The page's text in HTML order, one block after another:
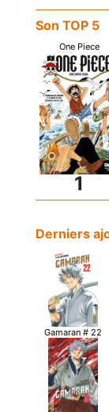
Son TOP 5
One Piece
1
Derniers
Gamaran # 22